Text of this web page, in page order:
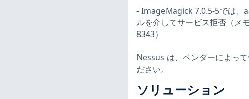
- ImageMagick 7.0.5-5では、
ルを介してサービス拒否（メ
8343）
Nessus は、ベンダーによっ
ださい。
ソリューション